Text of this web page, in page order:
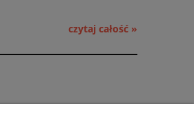
czytaj całość »